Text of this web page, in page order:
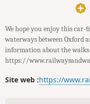
We hope you enjoy this
waterways between Oxford
information about the
https://
Site web :https://